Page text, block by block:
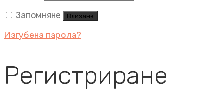
Запомняне
Влизане
Изгубена парола?
Регистриране